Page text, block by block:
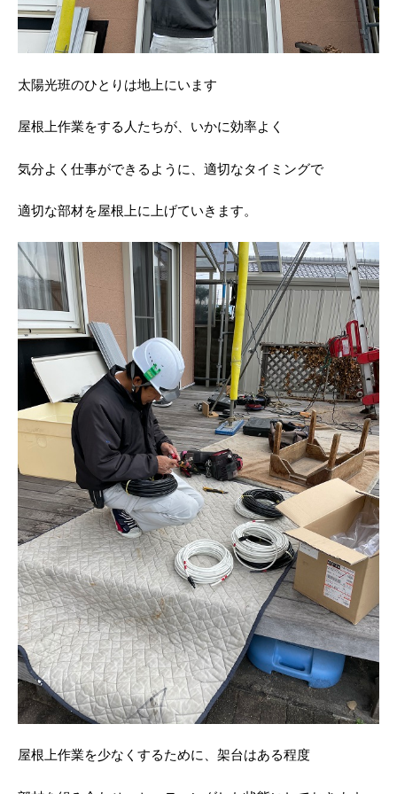
太陽光班のひとりは地上にいます
屋根上作業をする人たちが、いかに効率よく
気分よく仕事ができるように、適切なタイミングで
適切な部材を屋根上に上げていきます。
屋根上作業を少なくするために、架台はある程度